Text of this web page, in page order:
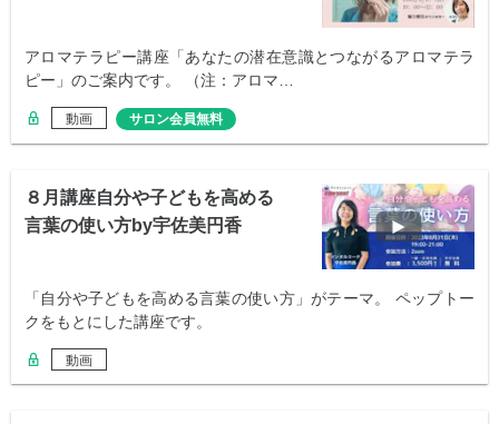
アロマテラピー講座「あなたの潜在意識とつながるアロマテラ
ピー」のご案内です。 （注：アロマ…
動画 サロン会員無料
８月講座自分や子どもを高める
言葉の使い方by宇佐美円香
「自分や子どもを高める言葉の使い方」がテーマ。 ペップトー
クをもとにした講座です。
動画